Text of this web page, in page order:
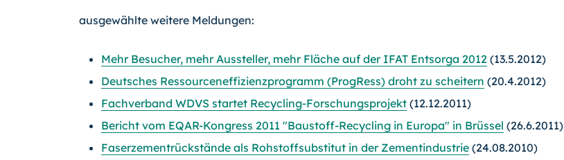
ausgewählte weitere Meldungen:
Mehr Besucher, mehr Aussteller, mehr Fläche auf der IFAT Entsorga 2012 (13.5.2012)
Deutsches Ressourceneffizienzprogramm (ProgRess) droht zu scheitern (20.4.2012)
Fachverband WDVS startet Recycling-Forschungsprojekt (12.12.2011)
Bericht vom EQAR-Kongress 2011 "Baustoff-Recycling in Europa" in Brüssel (26.6.2011)
Faserzementrückstände als Rohstoffsubstitut in der Zementindustrie (24.08.2010)